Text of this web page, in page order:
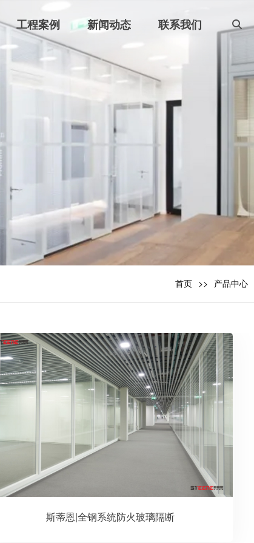
工程案例 新闻动态 联系我们
首页 产品中心
斯蒂恩|全钢系统防火玻璃隔断